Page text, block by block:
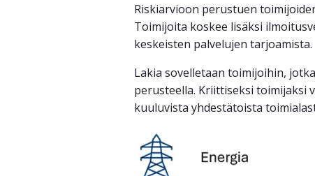
Riskiarvioon perustuen
Toimijoita koskee lisäksi
keskeisten palvelujen tarjoamista.
Lakia sovelletaan toimijoihin,
perusteella. Kriittiseksi toimijaksi
kuuluvista yhdestätoista